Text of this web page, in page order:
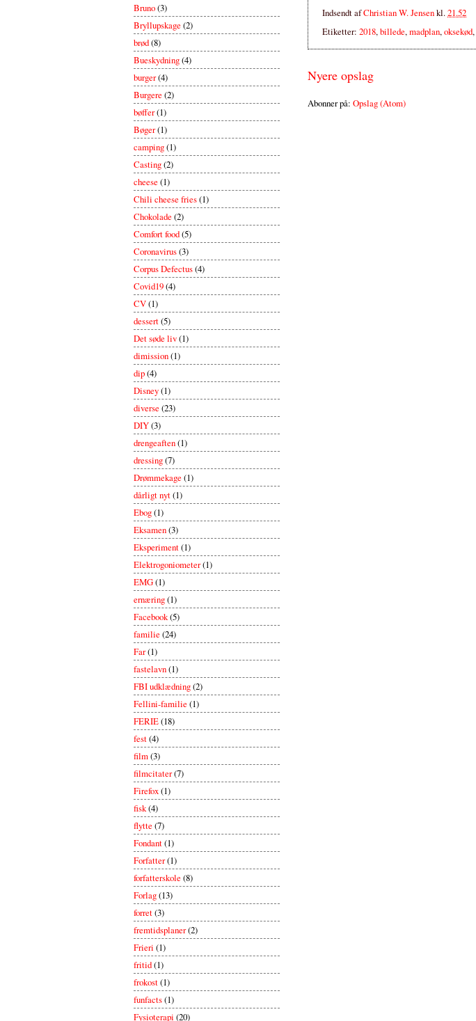
Indsendt afChristian W. Jensenkl.21.52
Etiketter: 2018,billede,madplan,oksekød,
Nyere opslag
Abonner på: Opslag (Atom)
Bruno(3)
Bryllupskage(2)
brød(8)
Bueskydning(4)
burger(4)
Burgere(2)
bøffer(1)
Bøger(1)
camping(1)
Casting(2)
cheese(1)
Chili cheese fries(1)
Chokolade(2)
Comfort food(5)
Coronavirus(3)
Corpus Defectus(4)
Covid19(4)
CV(1)
dessert(5)
Det søde liv(1)
dimission(1)
dip(4)
Disney(1)
diverse(23)
DIY(3)
drengeaften(1)
dressing(7)
Drømmekage(1)
dårligt nyt(1)
Ebog(1)
Eksamen(3)
Eksperiment(1)
Elektrogoniometer(1)
EMG(1)
ernæring(1)
Facebook(5)
familie(24)
Far(1)
fastelavn(1)
FBI udklædning(2)
Fellini-familie(1)
FERIE(18)
fest(4)
film(3)
filmcitater(7)
Firefox(1)
fisk(4)
flytte(7)
Fondant(1)
Forfatter(1)
forfatterskole(8)
Forlag(13)
forret(3)
fremtidsplaner(2)
Frieri (1)
fritid(1)
frokost(1)
funfacts(1)
Fysioterapi (20)